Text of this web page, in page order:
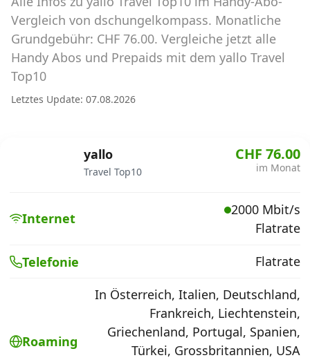
Abos für Tablets, Hotspots und Smart
Watches
Tarifrechner Handy-Abo
Alle Anbieter
Mobilfunknetz Schweiz
Handy-Abo kündigen oder
wechseln
Alle Mobile-Vergleiche
Vergleich von dschungelkompass. Monatliche
Grundgebühr: CHF 76.00. Vergleiche jetzt alle
Handy Abos und Prepaids mit dem yallo Travel
Top10
Letztes Update: 07.08.2026
yallo
Travel Top10
CHF 76.00
im Monat
Internet
2000 Mbit/s
Flatrate
Telefonie Flatrate
Roaming
In Österreich, Italien, Deutschland,
Frankreich, Liechtenstein,
Griechenland, Portugal, Spanien,
Türkei, Grossbritannien, USA